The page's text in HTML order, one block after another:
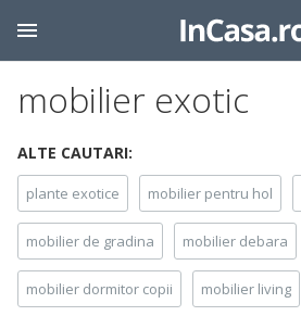
mobilier exotic
ALTE CAUTARI:
plante exotice mobilier pentru hol
mobilier de gradina mobilier debara
mobilier dormitor copii mobilier living